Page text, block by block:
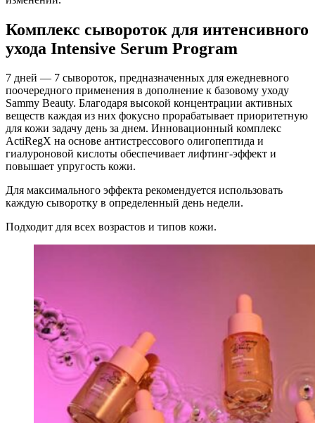
Комплекс сывороток для интенсивного
ухода Intensive Serum Program
7 дней — 7 сывороток, предназначенных для ежедневного
поочередного применения в дополнение к базовому уходу
Sammy Beauty. Благодаря высокой концентрации активных
веществ каждая из них фокусно прорабатывает приоритетную
для кожи задачу день за днем. Инновационный комплекс
ActiRegX на основе антистрессового олигопептида и
гиалуроновой кислоты обеспечивает лифтинг-эффект и
повышает упругость кожи.
Для максимального эффекта рекомендуется использовать
каждую сыворотку в определенный день недели.
Подходит для всех возрастов и типов кожи.